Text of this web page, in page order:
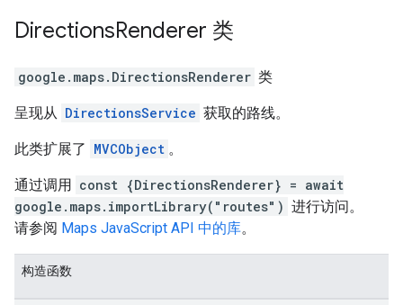
DirectionsRenderer 类
google.maps. DirectionsRenderer 类
呈现从 DirectionsService 获取的路线。
此类扩展了 MVCObject 。
通过调用 const {DirectionsRenderer} = await
google.maps.importLibrary("routes") 进行访问。
请参阅 Maps JavaScript API 中的库。
构造函数